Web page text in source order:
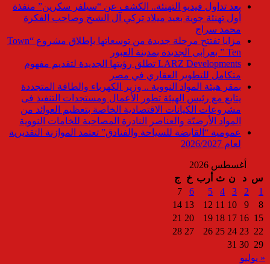
بعد تداول فيديو التهنئة.. الكشف عن “سيلفر سكرين” منفذة
أول تهنئة جوية بعيد ميلاد تركي آل الشيخ وصاحب الفكرة
محمد سراج
مزايا تفتتح مرحلة جديدة من توسعاتها بإطلاق مشروع “Town
Ten ” بعرابى الجديدة بمدينة العبور
LARZ Developments تطلق رؤيتها الجديدة لتقديم مفهوم
متكامل للتطوير العقاري في مصر
بمقر هيئة المواد النووية .. وزير الكهرباء والطاقة المتجددة
يتابع مع رئيس الهيئة تطور الأعمال ومستجدات التنفيذ فى
مشروعات الكيانات الاقتصادية الخاصة بتعظيم العوائد من
المواد الأرضيّة والعناصر النادرة المصاحبة للخامات النووية
عمومية “القابضة للسياحة والفنادق” تعتمد الموازنة التقديرية
لعام 2026/2027
أغسطس 2026
س د ن ث أرب خ
ج
1
2
3
4
5
6
7
8
9
10
11
12
13
14
15
16
17
18
19
20
21
22
23
24
25
26
27
28
29
30
31
« يوليو